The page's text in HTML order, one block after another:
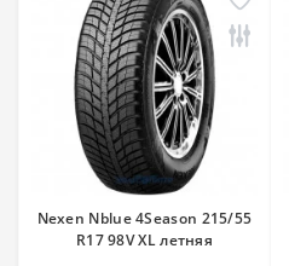
Nexen Nblue 4Season 215/55
R17 98V XL летняя